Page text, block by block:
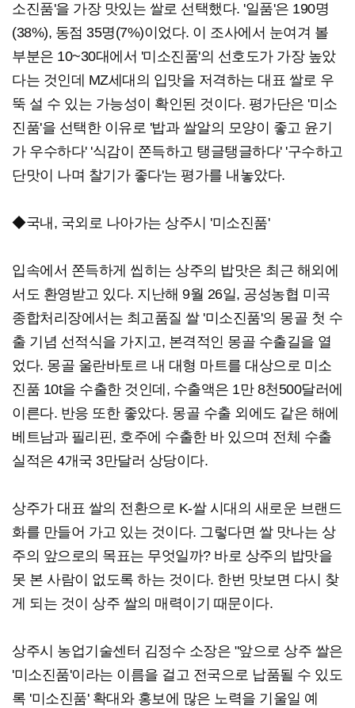
소진품'을 가장 맛있는 쌀로 선택했다. '일품'은 190명
(38%), 동점 35명(7%)이었다. 이 조사에서 눈여겨 볼
부분은 10~30대에서 '미소진품'의 선호도가 가장 높았
다는 것인데 MZ세대의 입맛을 저격하는 대표 쌀로 우
뚝 설 수 있는 가능성이 확인된 것이다. 평가단은 '미소
진품'을 선택한 이유로 '밥과 쌀알의 모양이 좋고 윤기
가 우수하다' '식감이 쫀득하고 탱글탱글하다' '구수하고
단맛이 나며 찰기가 좋다'는 평가를 내놓았다.
◆국내, 국외로 나아가는 상주시 '미소진품'
입속에서 쫀득하게 씹히는 상주의 밥맛은 최근 해외에
서도 환영받고 있다. 지난해 9월 26일, 공성농협 미곡
종합처리장에서는 최고품질 쌀 '미소진품'의 몽골 첫 수
출 기념 선적식을 가지고, 본격적인 몽골 수출길을 열
었다. 몽골 울란바토르 내 대형 마트를 대상으로 미소
진품 10t을 수출한 것인데, 수출액은 1만 8천500달러에
이른다. 반응 또한 좋았다. 몽골 수출 외에도 같은 해에
베트남과 필리핀, 호주에 수출한 바 있으며 전체 수출
실적은 4개국 3만달러 상당이다.
상주가 대표 쌀의 전환으로 K-쌀 시대의 새로운 브랜드
화를 만들어 가고 있는 것이다. 그렇다면 쌀 맛나는 상
주의 앞으로의 목표는 무엇일까? 바로 상주의 밥맛을
못 본 사람이 없도록 하는 것이다. 한번 맛보면 다시 찾
게 되는 것이 상주 쌀의 매력이기 때문이다.
상주시 농업기술센터 김정수 소장은 "앞으로 상주 쌀은
'미소진품'이라는 이름을 걸고 전국으로 납품될 수 있도
록 '미소진품' 확대와 홍보에 많은 노력을 기울일 예